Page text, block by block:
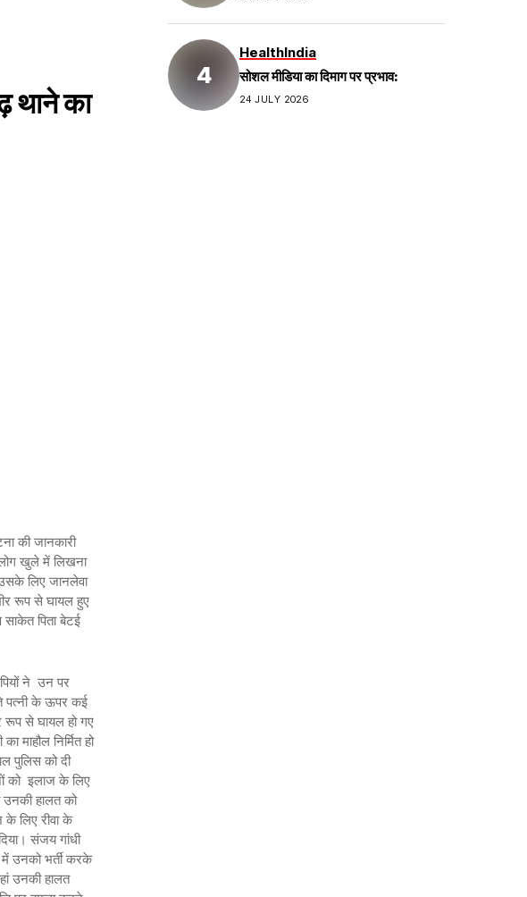
थाने का
की जानकारी
खुले में लिखना
लिए जानलेवा
रूप से घायल हुए
पिता बेटई
ने उन पर
पत्नी के ऊपर कई
रूप से घायल हो गए
माहौल निर्मित हो
पुलिस को दी
को इलाज के लिए
उनकी हालत को
लिए रीवा के
संजय गांधी
उनको भर्ती करके
उनकी हालत
HealthIndia
सोशल मीडिया का दिमाग पर प्रभाव:
24 JULY 2026